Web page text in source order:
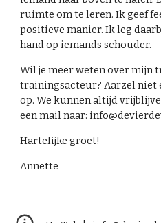
ruimte om te leren. Ik geef
positieve manier. Ik leg
hand op iemands schouder.
Wil je meer weten over mijn
trainingsacteur? Aarzel niet
op. We kunnen altijd
een mail naar:
Hartelijke groet!
Annette